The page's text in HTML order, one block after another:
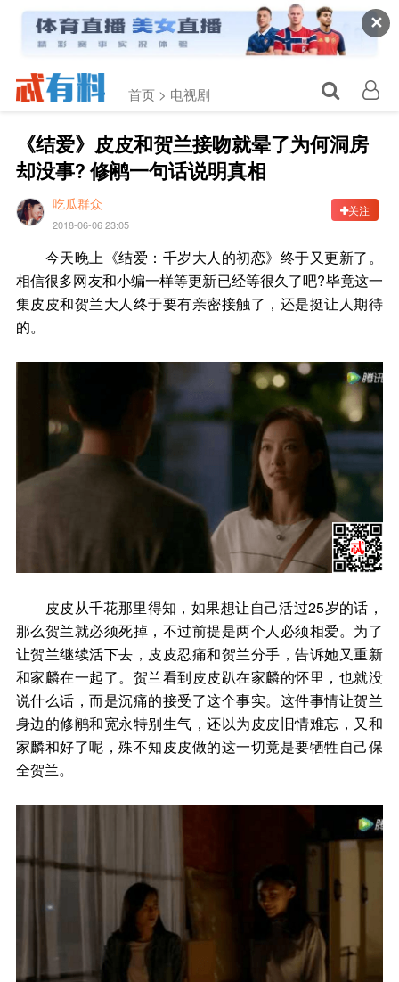
✕
首页 > 电视剧
《结爱》皮皮和贺兰接吻就晕了为何洞房
却没事? 修鹇一句话说明真相
吃瓜群众
2018-06-06 23:05
关注
今天晚上《结爱：千岁大人的初恋》终于又更新了。
相信很多网友和小编一样等更新已经等很久了吧?毕竟这一
集皮皮和贺兰大人终于要有亲密接触了，还是挺让人期待
的。
皮皮从千花那里得知，如果想让自己活过25岁的话，
那么贺兰就必须死掉，不过前提是两个人必须相爱。为了
让贺兰继续活下去，皮皮忍痛和贺兰分手，告诉她又重新
和家麟在一起了。贺兰看到皮皮趴在家麟的怀里，也就没
说什么话，而是沉痛的接受了这个事实。这件事情让贺兰
身边的修鹇和宽永特别生气，还以为皮皮旧情难忘，又和
家麟和好了呢，殊不知皮皮做的这一切竟是要牺牲自己保
全贺兰。